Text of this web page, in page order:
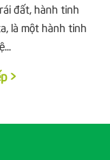
đất, hành tinh
là một hành tinh
>